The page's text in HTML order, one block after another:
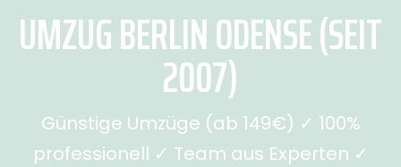
UMZUG BERLIN ODENSE (SEIT
2007)
Günstige Umzüge (ab 149€) ✓ 100%
professionell ✓ Team aus Experten ✓